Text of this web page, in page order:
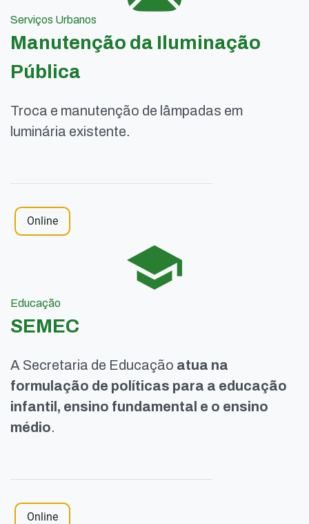
Serviços Urbanos
Manutenção da Iluminação
Pública
Troca e manutenção de lâmpadas em
luminária existente.
Online
Educação
SEMEC
A Secretaria de Educação atua na
formulação de políticas para a educação
infantil, ensino fundamental e o ensino
médio.
Online